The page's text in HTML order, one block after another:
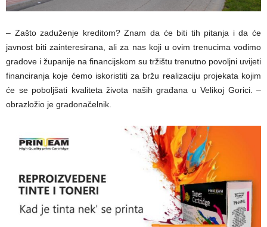
– Zašto zaduženje kreditom? Znam da će biti tih pitanja i da će
javnost biti zainteresirana, ali za nas koji u ovim trenucima vodimo
gradove i županije na financijskom su tržištu trenutno povoljni uvijeti
financiranja koje ćemo iskoristiti za bržu realizaciju projekata kojim
će se poboljšati kvaliteta života naših građana u Velikoj Gorici. –
obrazložio je gradonačelnik.